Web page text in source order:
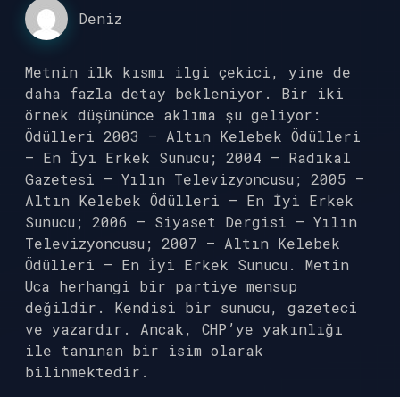
Deniz
Metnin ilk kısmı ilgi çekici, yine de
daha fazla detay bekleniyor. Bir iki
örnek düşününce aklıma şu geliyor:
Ödülleri 2003 – Altın Kelebek Ödülleri
– En İyi Erkek Sunucu; 2004 – Radikal
Gazetesi – Yılın Televizyoncusu; 2005 –
Altın Kelebek Ödülleri – En İyi Erkek
Sunucu; 2006 – Siyaset Dergisi – Yılın
Televizyoncusu; 2007 – Altın Kelebek
Ödülleri – En İyi Erkek Sunucu. Metin
Uca herhangi bir partiye mensup
değildir. Kendisi bir sunucu, gazeteci
ve yazardır. Ancak, CHP’ye yakınlığı
ile tanınan bir isim olarak
bilinmektedir.